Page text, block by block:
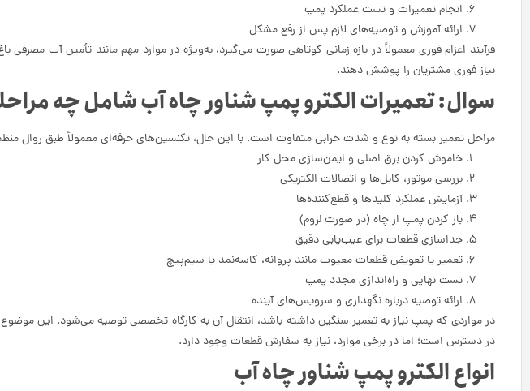
انجام تعمیرات و تست عملکرد پمپ
ارائه آموزش و توصیه‌های لازم پس از رفع مشکل
فرآیند اعزام فوری معمولاً در بازه زمانی کوتاهی صورت می‌گیرد، به‌ویژه در موارد مهم مانند تأمین آب
نیاز فوری مشتریان را پوشش دهند.
سوال: تعمیرات الکترو پمپ شناور چاه آب شامل چه
مراحل تعمیر بسته به نوع و شدت خرابی متفاوت است. با این حال، تکنسین‌های حرفه‌ای معمولاً طبق روال
خاموش کردن برق اصلی و ایمن‌سازی محل کار
بررسی موتور، کابل‌ها و اتصالات الکتریکی
آزمایش عملکرد کلیدها و قطع‌کننده‌ها
باز کردن پمپ از چاه (در صورت لزوم)
جداسازی قطعات برای عیب‌یابی دقیق
تعمیر یا تعویض قطعات معیوب مانند پروانه، کاسه‌نمد یا سیم‌پیچ
تست نهایی و راه‌اندازی مجدد پمپ
ارائه توصیه درباره نگهداری و سرویس‌های آینده
در مواردی که پمپ نیاز به تعمیر سنگین داشته باشد، انتقال آن به کارگاه تخصصی توصیه می‌شود. این
در دسترس است؛ اما در برخی موارد، نیاز به سفارش قطعات وجود دارد.
انواع الکترو پمپ شناور چاه آب